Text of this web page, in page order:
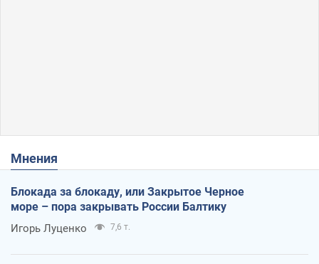
Мнения
Блокада за блокаду, или Закрытое Черное
море – пора закрывать России Балтику
Игорь Луценко 7,6 т.